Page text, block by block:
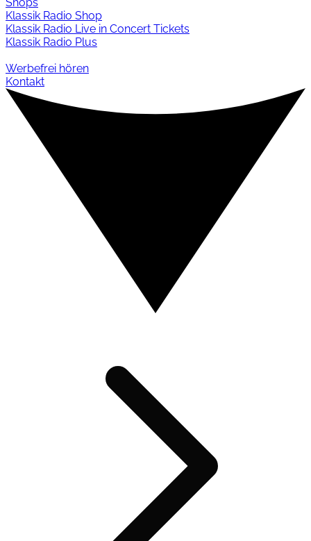
Klassik Radio Shop
Klassik Radio Live in Concert Tickets
Klassik Radio Plus
Werbefrei hören
Kontakt